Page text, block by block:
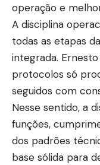
operação e
A disciplina
todas as etapas
integrada.
protocolos só
seguidos com
Nesse sentido, a
funções,
dos padrões
base sólida para